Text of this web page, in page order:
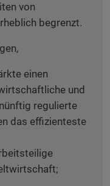
von
begrenzt.
einen
und
regulierte
das effizienteste